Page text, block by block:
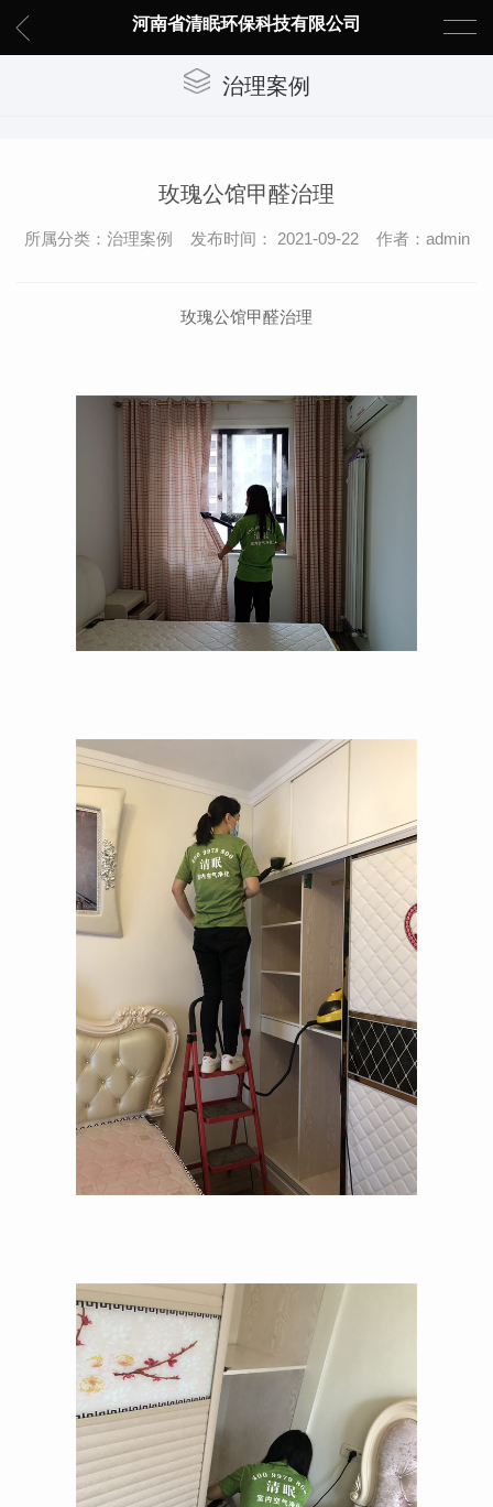
河南省清眠环保科技有限公司
治理案例
玫瑰公馆甲醛治理
所属分类：治理案例 发布时间： 2021-09-22 作者：admin
玫瑰公馆甲醛治理